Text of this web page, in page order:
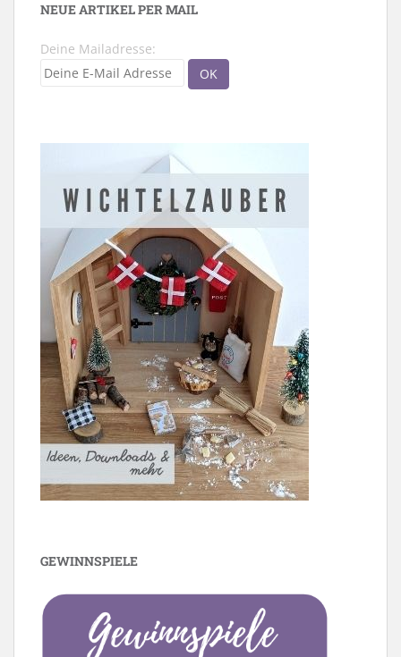
NEUE ARTIKEL PER MAIL
Deine Mailadresse:
GEWINNSPIELE